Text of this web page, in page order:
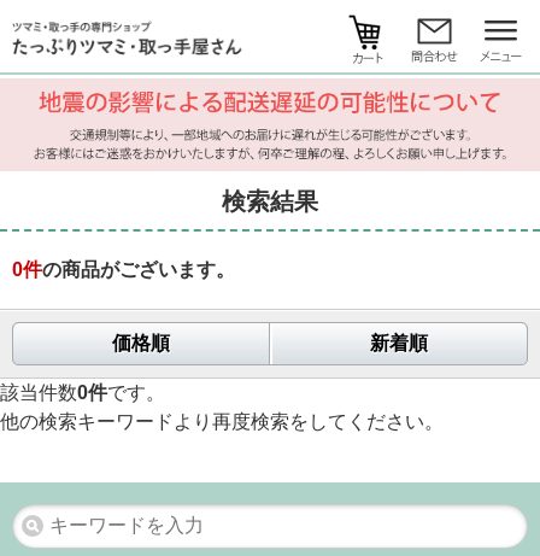
検索結果
0件の商品がございます。
価格順 新着順
該当件数0件です。
他の検索キーワードより再度検索をしてください。